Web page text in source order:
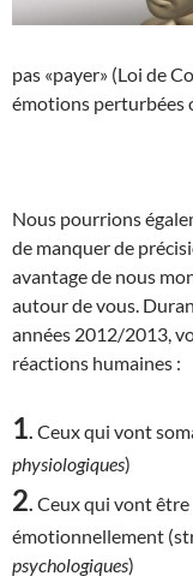
pas «payer» (Loi de
émotions perturbées
Nous pourrions
de manquer de
avantage de nous
autour de vous.
années 2012/2013,
réactions humaines :
1 Ceux qui vont
physiologiques)
2 Ceux qui vont
émotionnellement
psychologiques)